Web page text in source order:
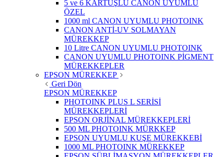
5 ve 6 KARTUŞLU CANON UYUMLU
ÖZEL
1000 ml CANON UYUMLU PHOTOINK
CANON ANTİ-UV SOLMAYAN
MÜREKKEP
10 Litre CANON UYUMLU PHOTOINK
CANON UYUMLU PHOTOINK PİGMENT
MÜREKKEPLER
EPSON MÜREKKEP
Geri Dön
EPSON MÜREKKEP
PHOTOINK PLUS L SERİSİ
MÜREKKEPLERİ
EPSON ORJİNAL MÜREKKEPLERİ
500 ML PHOTOINK MÜRKKEP
EPSON UYUMLU KUŞE MÜREKKEBİ
1000 ML PHOTOINK MÜREKKEP